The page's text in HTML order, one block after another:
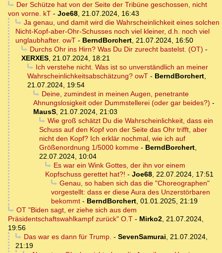
Der Schütze hat von der Seite der Tribüne geschossen, nicht
von vorne. kT - Joe68, 21.07.2024, 16:43
Ja genau, und damit wird die Wahrscheinlichkeit eines solchen
Nicht-Kopf-aber-Ohr-Schusses noch viel kleiner, d.h. noch viel
unglaubhafter. owT - BerndBorchert, 21.07.2024, 16:50
Durchs Ohr ins Hirn? Was Du Dir zurecht bastelst. (OT) -
XERXES, 21.07.2024, 18:21
Ich verstehe nicht. Was ist so unverständlich an meiner
Wahrscheinlichkeitsabschätzung? owT - BerndBorchert,
21.07.2024, 19:54
Deine, zumindest in meinen Augen, penetrante
Ahnungslosigkeit oder Dummstellerei (oder gar beides?) -
MausS, 21.07.2024, 21:03
Wie groß schätzt Du die Wahrscheinlichkeit, dass ein
Schuss auf den Kopf von der Seite das Ohr trifft, aber
nicht den Kopf? Ich erklär nochmal, wie ich auf
Größenordnung 1/5000 komme - BerndBorchert,
22.07.2024, 10:04
Es war ein Wink Gottes, der ihn vor einem
Kopfschuss gerettet hat?! - Joe68, 22.07.2024, 17:51
Genau, so haben sich das die "Choreographen"
vorgestellt: dass er diese Aura des Unzerstörbaren
bekommt - BerndBorchert, 01.01.2025, 21:19
OT "Biden sagt, er ziehe sich aus dem
Präsidentschaftswahlkampf zurück" O.T - Mirko2, 21.07.2024,
19:56
Das war es dann für Trump. - SevenSamurai, 21.07.2024,
21:19